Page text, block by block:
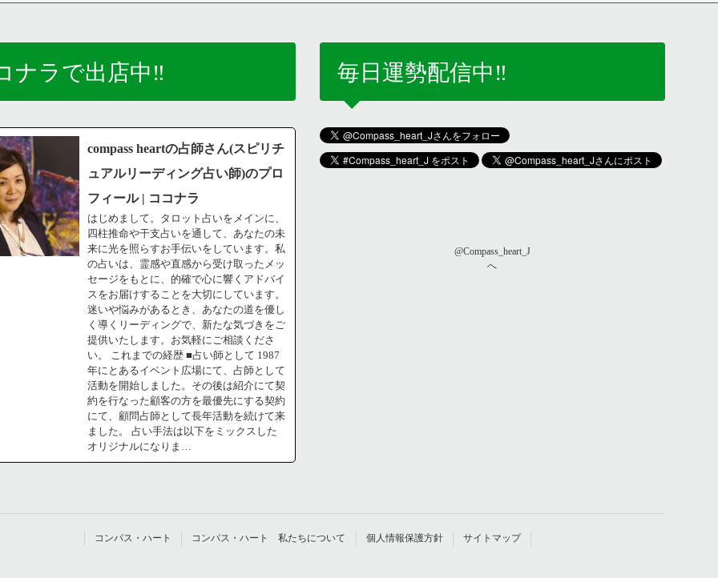
ナラで出店中‼️
compass heartの占師さん(スピリチ
ュアルリーディング占い師)のプロ
フィール | ココナラ
はじめまして。タロット占いをメインに、
四柱推命や干支占いを通して、あなたの未
来に光を照らすお手伝いをしています。私
の占いは、霊感や直感から受け取ったメッ
セージをもとに、的確で心に響くアドバイ
スをお届けすることを大切にしています。
迷いや悩みがあるとき、あなたの道を優し
く導くリーディングで、新たな気づきをご
提供いたします。お気軽にご相談くださ
い。 これまでの経歴 ■占い師として 1987
年にとあるイベント広場にて、占師として
活動を開始しました。その後は紹介にて契
約を行なった顧客の方を最優先にする契約
にて、顧問占師として長年活動を続けて来
ました。 占い手法は以下をミックスした
オリジナルになりま…
毎日運勢配信中‼️
@Compass_heart_J
へ
コンパス・ハート コンパス・ハート 私たちについて 個人情報保護方針 サイトマップ